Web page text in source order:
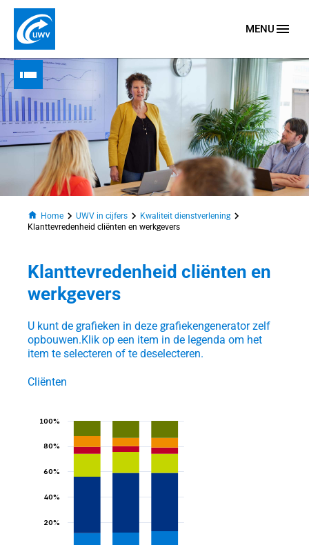
Naar homepage
MENU
Home UWV in cijfers
Kwaliteit dienstverlening
Klanttevredenheid cliënten en werkgevers
Klanttevredenheid cliënten en
werkgevers
U kunt de grafieken in deze grafiekengenerator zelf
opbouwen.Klik op een item in de legenda om het
item te selecteren of te deselecteren.
Cliënten
20%
40%
60%
80%
100%